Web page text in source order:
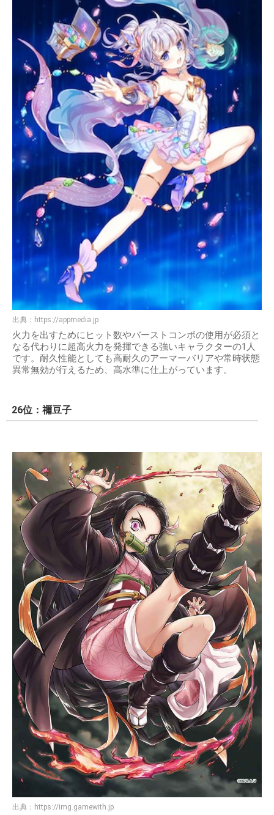
出典： https://appmedia.jp
火力を出すためにヒット数やバーストコンボの使用が必須と
なる代わりに超高火力を発揮できる強いキャラクターの1人
です。耐久性能としても高耐久のアーマーバリアや常時状態
異常無効が行えるため、高水準に仕上がっています。
26位：禰豆子
出典： https://img.gamewith.jp